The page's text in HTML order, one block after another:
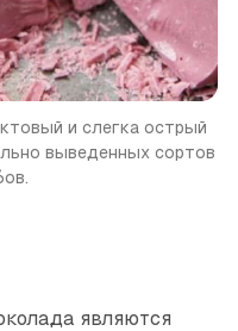
и слегка острый
выведенных сортов
являются